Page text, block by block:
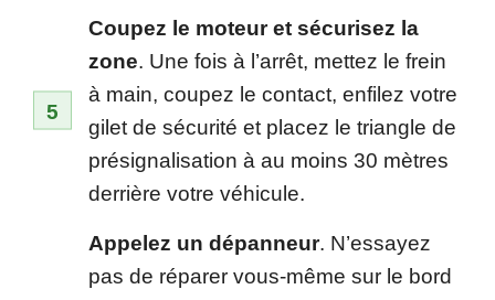
Coupez le moteur et sécurisez la
zone. Une fois à l’arrêt, mettez le frein
à main, coupez le contact, enfilez votre
gilet de sécurité et placez le triangle de
présignalisation à au moins 30 mètres
derrière votre véhicule.
Appelez un dépanneur. N’essayez
pas de réparer vous-même sur le bord